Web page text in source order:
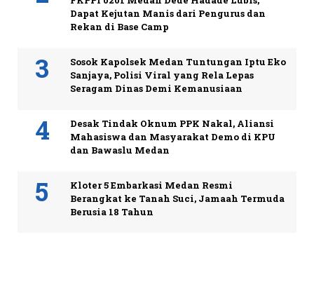
Dapat Kejutan Manis dari Pengurus dan
Rekan di Base Camp
Sosok Kapolsek Medan Tuntungan Iptu Eko
Sanjaya, Polisi Viral yang Rela Lepas
Seragam Dinas Demi Kemanusiaan
Desak Tindak Oknum PPK Nakal, Aliansi
Mahasiswa dan Masyarakat Demo di KPU
dan Bawaslu Medan
Kloter 5 Embarkasi Medan Resmi
Berangkat ke Tanah Suci, Jamaah Termuda
Berusia 18 Tahun